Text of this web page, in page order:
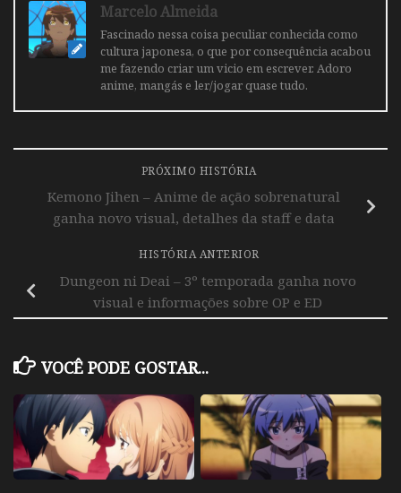
Marcelo Almeida
Fascinado nessa coisa peculiar conhecida como
cultura japonesa, o que por consequência acabou
me fazendo criar um vicio em escrever. Adoro
anime, mangás e ler/jogar quase tudo.
PRÓXIMO HISTÓRIA
Kemono Jihen – Anime de ação sobrenatural
ganha novo visual, detalhes da staff e data
HISTÓRIA ANTERIOR
Dungeon ni Deai – 3º temporada ganha novo
visual e informações sobre OP e ED
VOCÊ PODE GOSTAR...